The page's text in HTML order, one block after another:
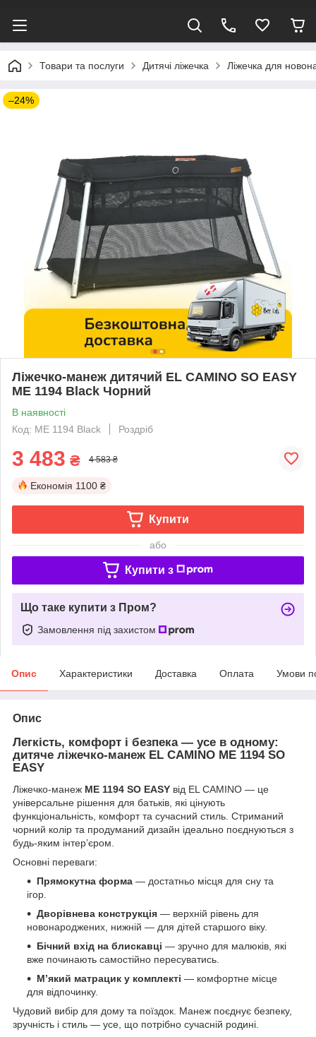
Товари та послуги Дитячі ліжечка Ліжечка для
–24%
Ліжечко-манеж дитячий EL CAMINO SO EASY
ME 1194 Black Чорний
В наявності
Код: ME 1194 Black
Роздріб
3 483 ₴ 4 583 ₴
Економія 1100 ₴
Купити
або
Купити з
Що таке купити з Пром?
Замовлення під захистом
Опис Характеристики Доставка Оплата Умови
Опис
Легкість, комфорт і безпека — усе в одному:
дитяче ліжечко-манеж EL CAMINO ME 1194 SO
EASY
Ліжечко-манеж ME 1194 SO EASY від EL CAMINO — це
універсальне рішення для батьків, які цінують
функціональність, комфорт та сучасний стиль. Стриманий
чорний колір та продуманий дизайн ідеально поєднуються з
будь-яким інтер’єром.
Основні переваги:
Прямокутна форма — достатньо місця для сну та
ігор.
Дворівнева конструкція — верхній рівень для
новонароджених, нижній — для дітей старшого віку.
Бічний вхід на блискавці — зручно для малюків, які
вже починають самостійно пересуватись.
М’який матрацик у комплекті — комфортне місце
для відпочинку.
Чудовий вибір для дому та поїздок. Манеж поєднує безпеку,
зручність і стиль — усе, що потрібно сучасній родині.